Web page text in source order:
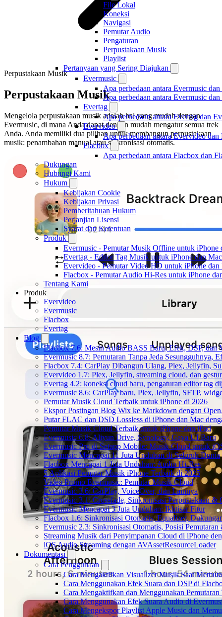
File Lokal
Koneksi
Navigasi
Pemutar Audio
Pengaturan
Perpustakaan Musik
Playlist
Pertanyaan yang Sering Diajukan
Evermusic
Apa perbedaan antara Evermusic
Apa perbedaan antara Evermusic
Evertag
Apa perbedaan antara Evertag dan
Evervideo
Apa perbedaan antara Evervideo
Flacbox
Apa perbedaan antara Flacbox dan
Dukungan
Hubungi Kami
Hukum
Kebijakan Cookie
Kebijakan Privasi
Pemberitahuan Hukum
Perjanjian Lisensi
Syarat dan Ketentuan
Produk
Evermusic - Pemutar Musik Offline untuk iPhone
Evertag - Editor Tag Musik untuk iPhone dan Mac
Evervideo - Pemutar Video HD untuk iPhone dan
Flacbox - Pemutar Audio Hi-Res untuk iPhone
Tentang Kami
Produk
Evervideo
Evermusic
Flacbox
Evertag
Blog
Flacbox 7.6: Mesin Audio BASS Baru, Efek, DSP, dan
Evermusic 8.7: Pemutaran Tanpa Jeda
Flacbox 7.4: CarPlay Dibangun Ulang, Plex, Jellyfin,
Evervideo 1.7: Plex, Jellyfin, streaming cloud, dan
Evertag 4.2: koneksi cloud baru, pengaturan editor tag
Evermusic 8.6: CarPlay baru, Plex, Jellyfin, SFTP,
Pemutar Musik Cloud Terbaik untuk iPhone di 2026
Ekspor Postingan Blog Wix ke Markdown dengan
Putar FLAC dan DSD Lossless di iPhone dan Mac
Pemutar Musik Cloud Terbaik untuk iPhone dan iPad
Evermusic 6.8: Aliyun Drive, Synology, Gaya UI Baru
Evermusic Pro di Setapp Mobile: Musik Cloud untuk
Evermusic Mencapai 11 Juta Unduhan di Seluruh Dunia
Flacbox Mencapai 1 Juta Unduhan: Audio Hi-Res
5 Aplikasi Pemutar Musik iPhone Terbaik di 2025
Video Promo Evermusic: Pemutar Musik Cloud
Evermusic 3.6: CarPlay, VoiceOver, dan Lainnya
Evermusic 3.1: Crossfade, Sinkronisasi Perpustakaan &
Evermusic Mencapai 3 Juta Unduhan: Ikhtisar Fitur
Flacbox 1.6: Sinkronisasi Otomatis, Equalizer,
Evermusic 2.3: Sinkronisasi Otomatis, Posisi Pemutaran
Streaming Musik dari Penyimpanan Cloud di iPhone
iOS Audio Streaming dengan AVAssetResourceLoader
Dokumentasi
Cara Penggunaan
Cara Mengaktifkan Visualizer Musik Saat
Cara Menggunakan Efek Suara dan DSP di
Cara Mengaktifkan dan Menggunakan Pemutaran
Cara Menggunakan Efek Suara Audio di
Cara Mengekspor Playlist Apple Music dan
Perpustakaan Musik
Perpustakaan Musik
Mengelola perpustakaan musik adalah hal yang mudah dengan
Evermusic, di mana Anda dapat dengan mudah mengatur semua trek
Anda. Anda memiliki dua pilihan untuk membangun perpustakaan
musik: penambahan manual atau sinkronisasi otomatis.